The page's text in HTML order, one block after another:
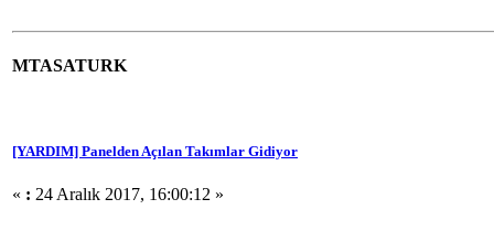
MTASATURK
[YARDIM] Panelden Açılan Takımlar Gidiyor
« : 24 Aralık 2017, 16:00:12 »